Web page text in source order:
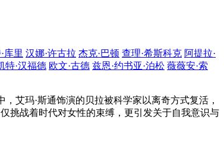
库里 汉娜·许古拉 杰克·巴顿 查理·希斯科克 阿提拉·
特·汉福德 欧文·古德 兹恩·约书亚·泊松 薇薇安·索
艾玛·斯通饰演的贝拉被科学家以离奇方式复活，
挑战着时代对女性的束缚，更引发关于自我意识与